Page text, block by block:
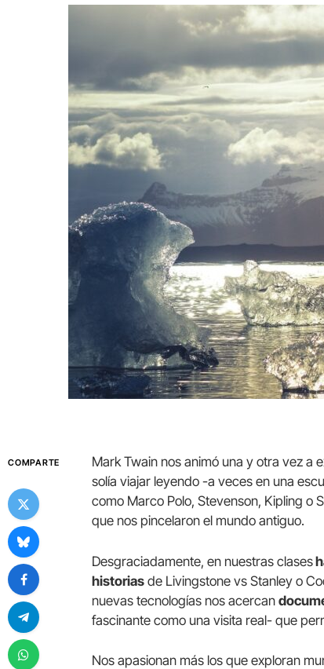
COMPARTE
Mark Twain nos animó una y otra vez a
solía viajar leyendo -a veces en una
como Marco Polo, Stevenson, Kipling o
que nos pincelaron el mundo antiguo.
Desgraciadamente, en nuestras clases
historias de Livingstone vs Stanley o
nuevas tecnologías nos acercan
fascinante como una visita real- que
Nos apasionan más los que exploran